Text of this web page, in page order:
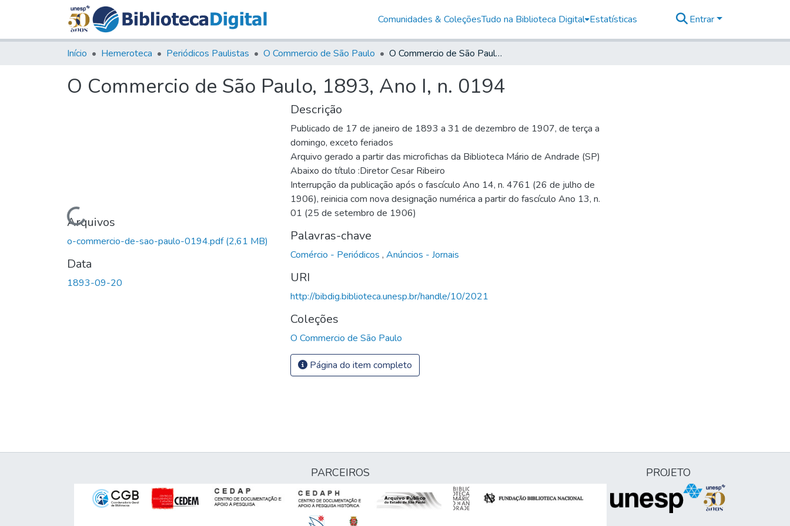
Comunidades & ColeçõesTudo na Biblioteca Digital Estatísticas Entrar
Início Hemeroteca Periódicos Paulistas O Commercio de São Paulo O Commercio de São Paulo, 1893, Ano I, n. 0194
O Commercio de São Paulo, 1893, Ano I, n. 0194
Carregando...
Arquivos
o-commercio-de-sao-paulo-0194.pdf(2,61 MB)
Data
1893-09-20
Descrição
Publicado de 17 de janeiro de 1893 a 31 de dezembro de 1907, de terça a
domingo, exceto feriados
Arquivo gerado a partir das microfichas da Biblioteca Mário de Andrade (SP)
Abaixo do título :Diretor Cesar Ribeiro
Interrupção da publicação após o fascículo Ano 14, n. 4761 (26 de julho de
1906), reinicia com nova designação numérica a partir do fascículo Ano 13, n.
01 (25 de setembro de 1906)
Palavras-chave
Comércio - Periódicos , Anúncios - Jornais
URI
http://bibdig.biblioteca.unesp.br/handle/10/2021
Coleções
O Commercio de São Paulo
Página do item completo
PARCEIROS PROJETO